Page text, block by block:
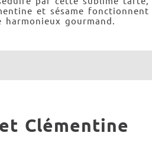
et sésame fonctionnent
gourmand.
Clémentine